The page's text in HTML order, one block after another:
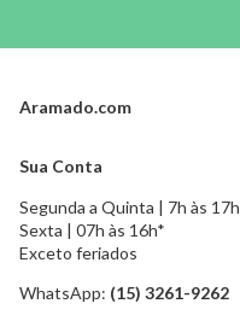
Aramado.com
Blog Aramado.com
Política de Privacidade
Política de Troca e Devolução
Política de Frete Grátis
Sua Conta
Minha Conta
Meus pedidos
Segunda a Quinta | 7h às 17h
Sexta | 07h às 16h*
Exceto feriados
WhatsApp: (15) 3261-9262